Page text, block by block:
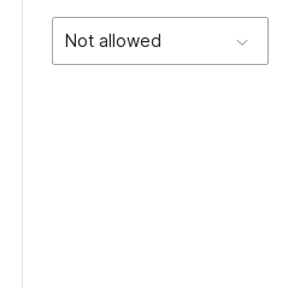
Not allowed